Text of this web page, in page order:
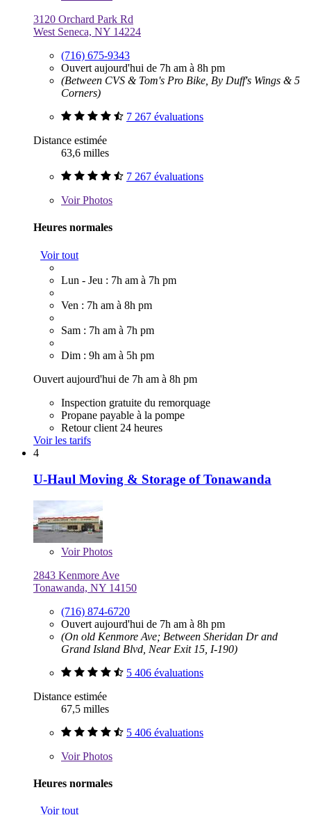
3120 Orchard Park Rd
West Seneca, NY 14224
(716) 675-9343
Ouvert aujourd'hui de 7h am à 8h pm
(Between CVS & Tom's Pro Bike, By Duff's Wings & 5
Corners)
7 267 évaluations
Distance estimée
63,6 milles
7 267 évaluations
VoirPhotos
Heures normales
Voir tout
Lun - Jeu : 7h am à 7h pm
Ven : 7h am à 8h pm
Sam : 7h am à 7h pm
Dim : 9h am à 5h pm
Ouvert aujourd'hui de 7h am à 8h pm
Inspection gratuite du remorquage
Propane payable à la pompe
Retour client 24 heures
Voir les tarifs
4
U-Haul Moving & Storage of Tonawanda
VoirPhotos
2843 Kenmore Ave
Tonawanda, NY 14150
(716) 874-6720
Ouvert aujourd'hui de 7h am à 8h pm
(On old Kenmore Ave; Between Sheridan Dr and
Grand Island Blvd, Near Exit 15, I-190)
5 406 évaluations
Distance estimée
67,5 milles
5 406 évaluations
VoirPhotos
Heures normales
Voir tout